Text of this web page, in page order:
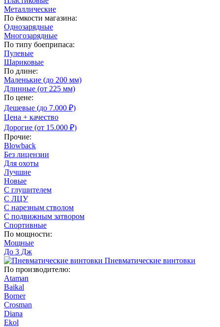
Металлические
По ёмкости магазина:
Однозарядные
Многозарядные
По типу боеприпаса:
Пулевые
Шариковые
По длине:
Маленькие (до 200 мм)
Длинные (от 225 мм)
По цене:
Дешевые (до 7.000 ₽)
Цена + качество
Дорогие (от 15.000 ₽)
Прочие:
Blowback
Без лицензии
Для охоты
Лучшие
Новые
С глушителем
С ЛЦУ
С нарезным стволом
С подвижным затвором
Спортивные
По мощности:
Мощные
До 3 Дж
Пневматические винтовки
По производителю:
Ataman
Baikal
Borner
Crosman
Diana
Ekol